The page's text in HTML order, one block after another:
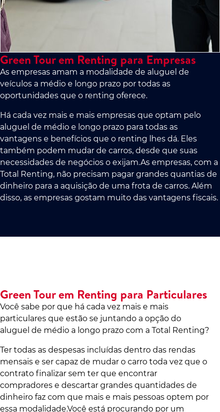
Green Tour em Renting para Empresas
As empresas amam a modalidade de aluguel de
veículos a médio e longo prazo por todas as
oportunidades que o renting oferece.
Há cada vez mais e mais empresas que optam pelo
aluguel de médio e longo prazo para todas as
vantagens e benefícios que o renting lhes dá. Eles
também podem mudar de carros, desde que suas
necessidades de negócios o exijam.As empresas, com a
Total Renting, não precisam pagar grandes quantias de
dinheiro para a aquisição de uma frota de carros. Além
disso, as empresas gostam muito das vantagens fiscais.
Green Tour em Renting para Particulares
Você sabe por que há cada vez mais e mais
particulares que estão se juntando a opção do
aluguel de médio a longo prazo com a Total Renting?
Ter todas as despesas incluídas dentro das rendas
mensais e ser capaz de mudar o carro toda vez que o
contrato finalizar sem ter que encontrar
compradores e descartar grandes quantidades de
dinheiro faz com que mais e mais pessoas optem por
essa modalidade.Você está procurando por um